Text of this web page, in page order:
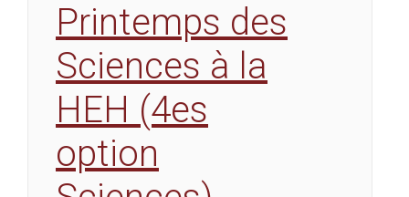
Printemps des
Sciences à la
HEH (4es
option